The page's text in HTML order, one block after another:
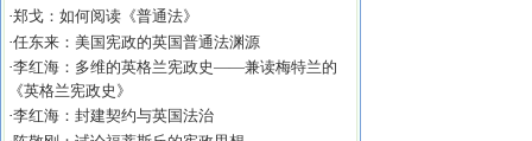
·郑戈：如何阅读《普通法》
·任东来：美国宪政的英国普通法渊源
·李红海：多维的英格兰宪政史——兼读梅特兰的
《英格兰宪政史》
·李红海：封建契约与英国法治